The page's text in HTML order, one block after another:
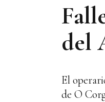
del
El
de O